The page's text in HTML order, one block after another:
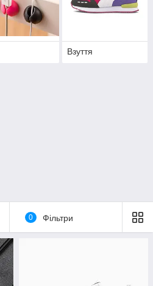
Взуття
0 Фільтри